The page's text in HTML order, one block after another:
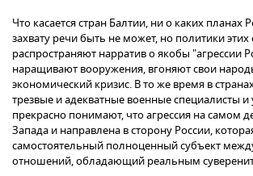
Что касается стран Балтии, ни о каких планах
захвату речи быть не может, но политики этих
распространяют нарратив о якобы "агрессии
наращивают вооружения, вгоняют свои
экономический кризис. В то же время в
трезвые и адекватные военные специалисты
прекрасно понимают, что агрессия на самом
Запада и направлена в сторону России,
самостоятельный полноценный субъект
отношений, обладающий реальным